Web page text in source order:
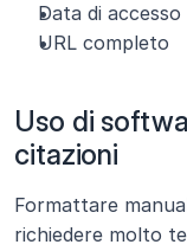
Data di accesso
URL completo
Uso di
citazioni
Formattare
richiedere molto